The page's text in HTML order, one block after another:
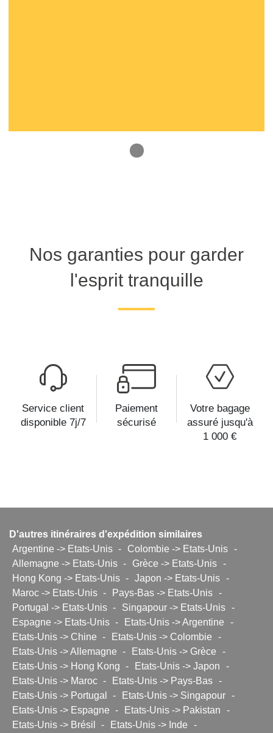
Nos garanties pour garder
l'esprit tranquille
Service client
disponible 7j/7
Paiement
sécurisé
Votre bagage
assuré jusqu'à
1 000 €
D'autres itinéraires d'expédition similaires
Argentine -> Etats-Unis - Colombie -> Etats-Unis -
Allemagne -> Etats-Unis - Grèce -> Etats-Unis -
Hong Kong -> Etats-Unis - Japon -> Etats-Unis -
Maroc -> Etats-Unis - Pays-Bas -> Etats-Unis -
Portugal -> Etats-Unis - Singapour -> Etats-Unis -
Espagne -> Etats-Unis - Etats-Unis -> Argentine
-
Etats-Unis -> Chine
- Etats-Unis -> Colombie
-
Etats-Unis -> Allemagne
- Etats-Unis -> Grèce
-
Etats-Unis -> Hong Kong
- Etats-Unis -> Japon
-
Etats-Unis -> Maroc - Etats-Unis -> Pays-Bas -
Etats-Unis -> Portugal
- Etats-Unis -> Singapour -
Etats-Unis -> Espagne
- Etats-Unis -> Pakistan
-
Etats-Unis -> Brésil
- Etats-Unis -> Inde -